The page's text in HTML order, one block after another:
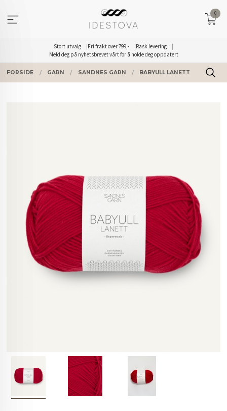
innholdet
Stort utvalg Fri frakt over 799,-
Rask levering
Meld deg på nyhetsbrevet vårt for å holde deg oppdatert
0
FORSIDE GARN SANDNES GARN BABYULL LANETT